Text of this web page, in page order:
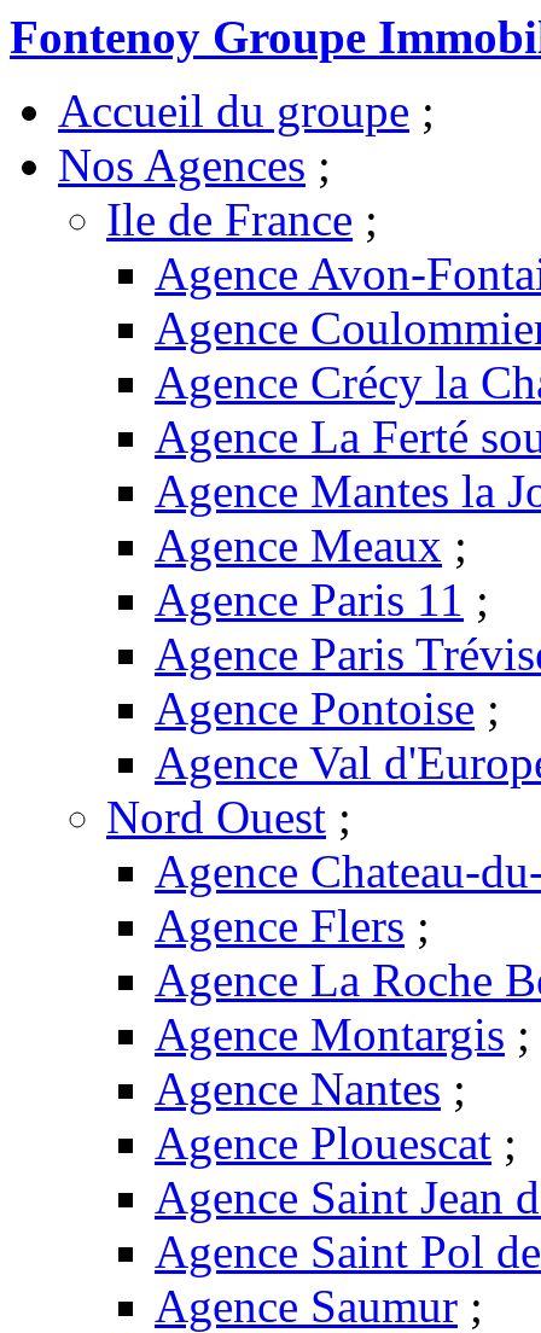
Fontenoy Groupe
Accueil du groupe ;
Nos Agences ;
Ile de France ;
Agence Avon-
Agence
Agence Crécy la
Agence La Ferté
Agence Mantes la
Agence Meaux ;
Agence Paris 11 ;
Agence Paris
Agence Pontoise ;
Agence Val
Nord Ouest ;
Agence Chateau-
Agence Flers ;
Agence La Roche
Agence Montargis ;
Agence Nantes ;
Agence Plouescat ;
Agence Saint Jean
Agence Saint Pol
Agence Saumur ;